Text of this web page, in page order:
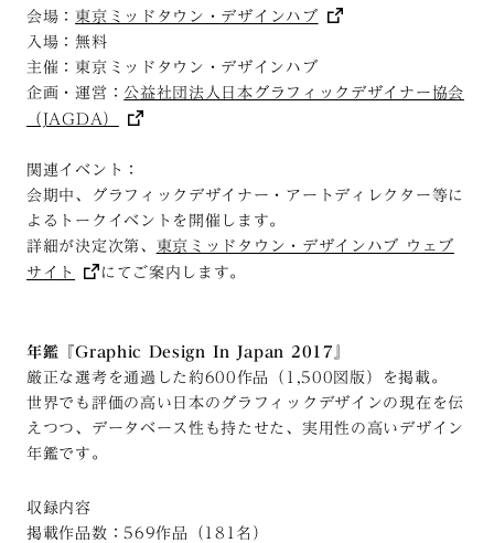
会場： 東京ミッドタウン・デザインハブ
入場：無料
主催：東京ミッドタウン・デザインハブ
企画・運営：公益社団法人日本グラフィックデザイナー協会
（JAGDA）
関連イベント：
会期中、グラフィックデザイナー・アートディレクター等に
よるトークイベントを開催します。
詳細が決定次第、 東京ミッドタウン・デザインハブ ウェブ
サイト
にてご案内します。
年鑑『Graphic Design In Japan 2017』
厳正な選考を通過した約600作品（1,500図版）を掲載。
世界でも評価の高い日本のグラフィックデザインの現在を伝
えつつ、データベース性も持たせた、実用性の高いデザイン
年鑑です。
収録内容
掲載作品数：569作品（181名）